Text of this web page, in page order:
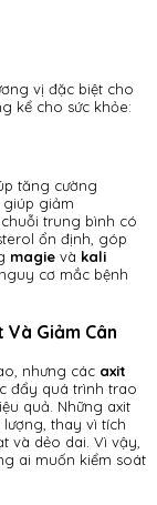
vị đặc biệt cho
kể cho sức khỏe:
tăng cường
giảm
trung bình có
ổn định, góp
magie và kali
cơ mắc bệnh
Giảm Cân
nhưng các axit
đẩy quá trình trao
quả. Những axit
thay vì tích
và dẻo dai. Vì vậy,
ai muốn kiểm soát